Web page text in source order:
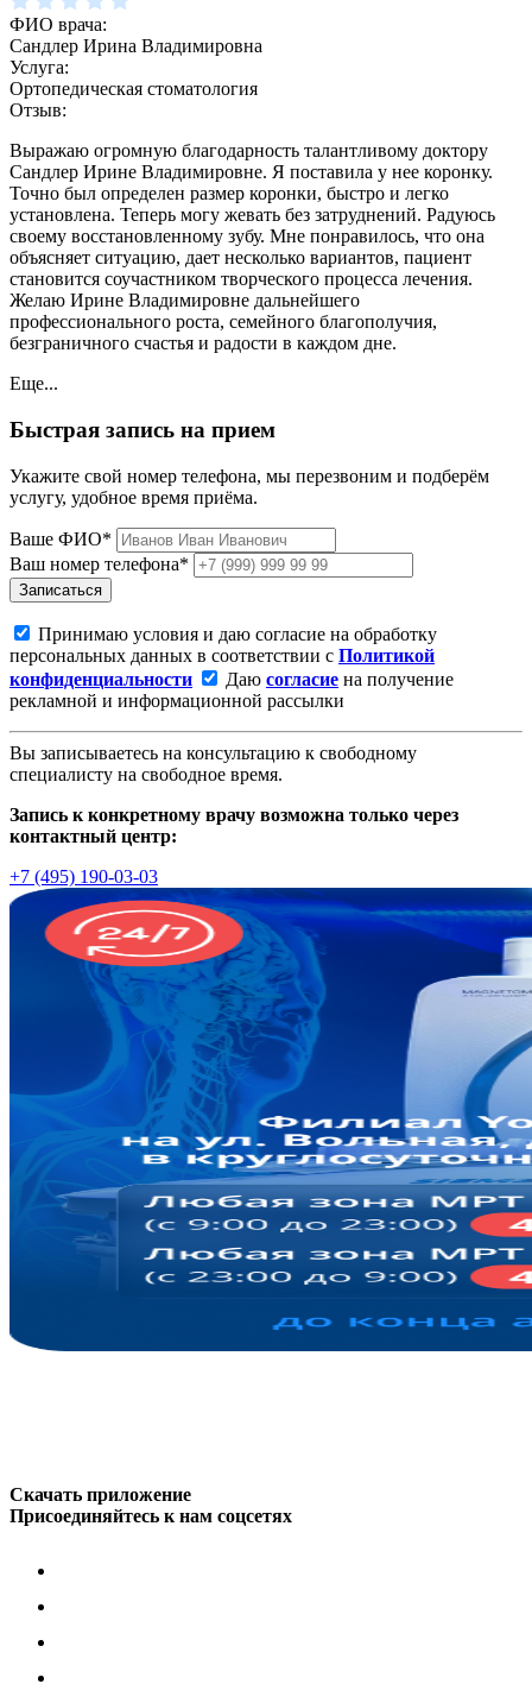
ФИО врача:
Сандлер Ирина Владимировна
Услуга:
Ортопедическая стоматология
Отзыв:
Выражаю огромную благодарность талантливому доктору
Сандлер Ирине Владимировне. Я поставила у нее коронку.
Точно был определен размер коронки, быстро и легко
установлена. Теперь могу жевать без затруднений. Радуюсь
своему восстановленному зубу. Мне понравилось, что она
объясняет ситуацию, дает несколько вариантов, пациент
становится соучастником творческого процесса лечения.
Желаю Ирине Владимировне дальнейшего
профессионального роста, семейного благополучия,
безграничного счастья и радости в каждом дне.
Еще...
Быстрая запись на прием
Укажите свой номер телефона, мы перезвоним и подберём
услугу, удобное время приёма.
Ваше ФИО*
Ваш номер телефона*
Записаться
Принимаю условия и даю согласие на обработку
персональных данных в соответствии с Политикой
конфиденциальности
Даю согласие на получение
рекламной и информационной рассылки
Вы записываетесь на консультацию к свободному
специалисту на свободное время.
Запись к конкретному врачу возможна только через
контактный центр:
+7 (495) 190-03-03
Скачать приложение
Присоединяйтесь к нам соцсетях